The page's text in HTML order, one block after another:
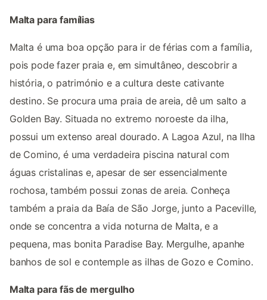
Malta para famílias
Malta é uma boa opção para ir de férias com a família,
pois pode fazer praia e, em simultâneo, descobrir a
história, o património e a cultura deste cativante
destino. Se procura uma praia de areia, dê um salto a
Golden Bay. Situada no extremo noroeste da ilha,
possui um extenso areal dourado. A Lagoa Azul, na Ilha
de Comino, é uma verdadeira piscina natural com
águas cristalinas e, apesar de ser essencialmente
rochosa, também possui zonas de areia. Conheça
também a praia da Baía de São Jorge, junto a Paceville,
onde se concentra a vida noturna de Malta, e a
pequena, mas bonita Paradise Bay. Mergulhe, apanhe
banhos de sol e contemple as ilhas de Gozo e Comino.
Malta para fãs de mergulho